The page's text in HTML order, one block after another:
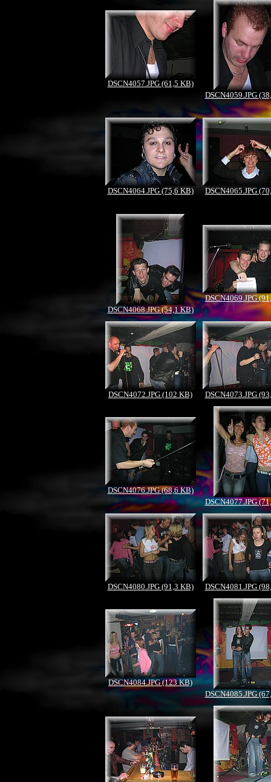
DSCN4057.JPG (61,5 KB)
DSCN4059.JPG
DSCN4064.JPG (75,6 KB) DSCN4065.JPG
DSCN4068.JPG (54,1 KB)
DSCN4069.JPG
DSCN4072.JPG (102 KB) DSCN4073.JPG
DSCN4076.JPG (68,6 KB)
DSCN4077.JPG
DSCN4080.JPG (91,3 KB) DSCN4081.JPG
DSCN4084.JPG (123 KB)
DSCN4085.JPG